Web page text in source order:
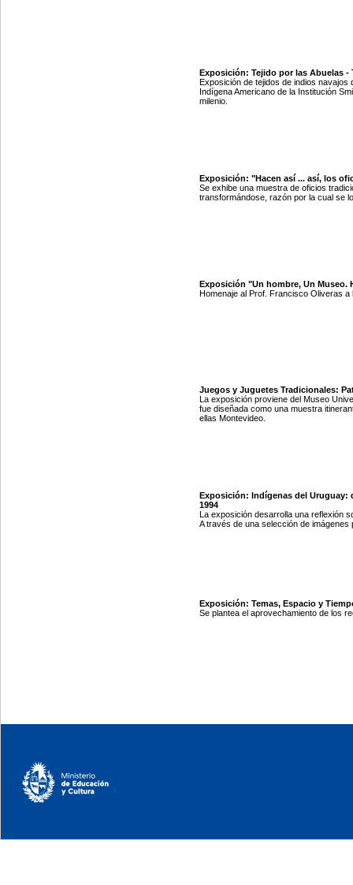
Exposición: Tejido por las Abuelas -
Exposición de tejidos de indios navajos
Indígena Americano de la Institución
milenio.
Exposición: "Hacen así ... así, los
Se exhibe una muestra de oficios
transformándose, razón por la cual se
Exposición "Un hombre, Un Museo.
Homenaje al Prof. Francisco Oliveras
Juegos y Juguetes Tradicionales:
La exposición proviene del Museo
fue diseñada como una muestra
ellas Montevideo.
Exposición: Indígenas del Uruguay:
1994
La exposición desarrolla una reflexión
A través de una selección de
Exposición: Temas, Espacio y
Se plantea el aprovechamiento de los